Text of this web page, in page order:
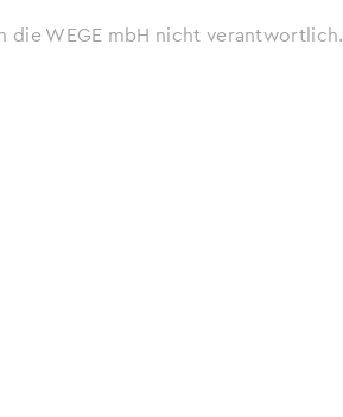
die WEGE mbH nicht verantwortlich.